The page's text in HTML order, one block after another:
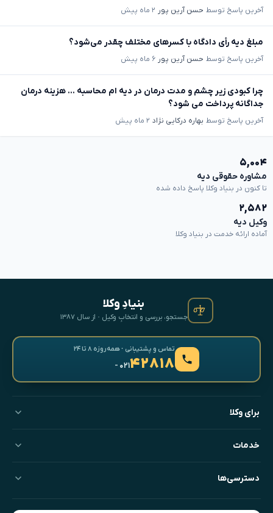
آخرین پاسخ توسط حسن آرین پور ۲ ماه پیش
مبلغ دیه رأی دادگاه با کسرهای مختلف چقدر می‌شود؟
آخرین پاسخ توسط حسن آرین پور ۶ ماه پیش
چرا کبودی زیر چشم و مدت درمان در دیه ام محاسبه ... هزینه درمان
جداگانه پرداخت می شود؟
آخرین پاسخ توسط بهاره درکایی نژاد ۲ ماه پیش
۵,۰۰۴
مشاوره حقوقی دیه
تا کنون در بنیاد وکلا پاسخ داده شده
۲,۵۸۲
وکیل دیه
آماده ارائه خدمت در بنیاد وکلا
بنیادِ وکلا
جستجو، بررسی و انتخابِ وکیل · از سال ۱۳۸۷
تماس و پشتیبانی · همه‌روزه ۸ تا ۲۴
۴۲۸۱۸- ۰۲۱
برای وکلا
خدمات
دسترسی‌ها